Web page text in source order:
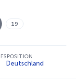
19
Deutschland